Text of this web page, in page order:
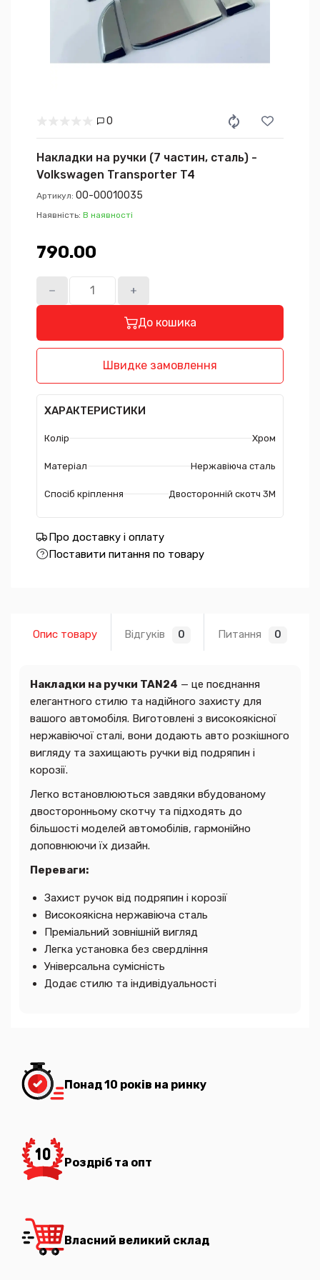
0
Накладки на ручки (7 частин, сталь) -
Volkswagen Transporter T4
Артикул: 00-00010035
Наявність: В наявності
790.00₴
До кошика
Швидке замовлення
ХАРАКТЕРИСТИКИ
Колір Хром
Матеріал Нержавіюча сталь
Спосіб кріплення Двосторонній скотч 3М
Про доставку і оплату
Поставити питання по товару
Опис товару Відгуків 0 Питання 0
Накладки на ручки TAN24 — це поєднання
елегантного стилю та надійного захисту для
вашого автомобіля. Виготовлені з високоякісної
нержавіючої сталі, вони додають авто розкішного
вигляду та захищають ручки від подряпин і
корозії.
Легко встановлюються завдяки вбудованому
двосторонньому скотчу та підходять до
більшості моделей автомобілів, гармонійно
доповнюючи їх дизайн.
Переваги:
Захист ручок від подряпин і корозії
Високоякісна нержавіюча сталь
Преміальний зовнішній вигляд
Легка установка без свердління
Універсальна сумісність
Додає стилю та індивідуальності
Понад 10 років на ринку
Роздріб та опт
Власний великий склад